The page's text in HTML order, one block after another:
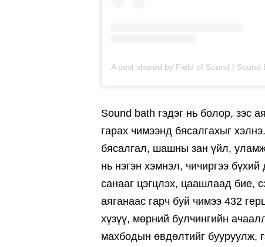
Sound bath гэдэг нь болор, зэс
гарах чимээнд бясалгахыг
бясалгал, шашны зан үйл,
нь нэгэн хэмнэл, чичиргээ
санааг цэгцлэх, цаашлаад бие,
аяганаас гарч буй чимээ 432
хүзүү, мөрний булчингийн
махбодын өвдөлтийг бууруулж,